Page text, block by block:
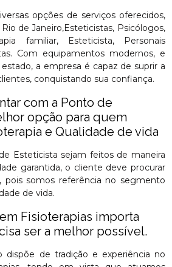
opções de serviços oferecidos,
de Janeiro,Esteticistas, Psicólogos,
familiar, Esteticista, Personais
Com equipamentos modernos, e
a empresa é capaz de suprir a
conquistando sua confiança.
com a Ponto de
opção para quem
e Qualidade de vida
Esteticista sejam feitos de maneira
garantida, o cliente deve procurar
pois somos referência no segmento
de vida.
Fisioterapias importa
ser a melhor possível.
dispõe de tradição e experiência no